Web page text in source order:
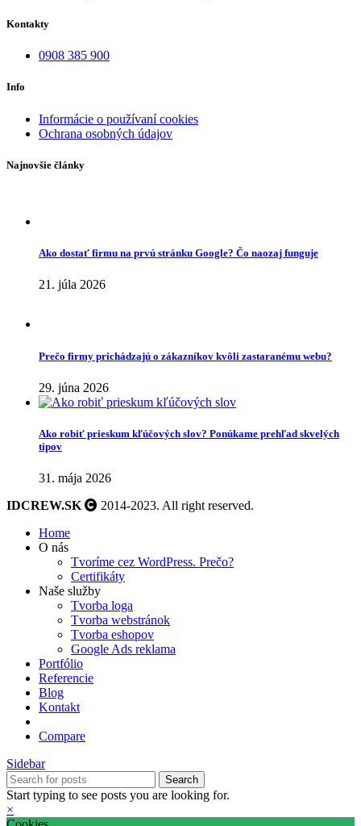
Kontakty
0908 385 900
Info
Informácie o používaní cookies
Ochrana osobných údajov
Najnovšie články
Ako dostať firmu na prvú stránku Google? Čo naozaj funguje
21. júla 2026
Prečo firmy prichádzajú o zákazníkov kvôli zastaranému webu?
29. júna 2026
Ako robiť prieskum kľúčových slov? Ponúkame prehľad skvelých
tipov
31. mája 2026
IDCREW.SK
2014-2023. All right reserved.
Home
O nás
Tvoríme cez WordPress. Prečo?
Certifikáty
Naše služby
Tvorba loga
Tvorba webstránok
Tvorba eshopov
Google Ads reklama
Portfólio
Referencie
Blog
Kontakt
Compare
Sidebar
Search
Start typing to see posts you are looking for.
×